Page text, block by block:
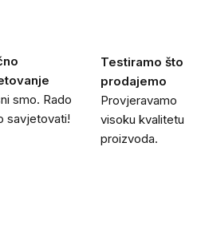
smo. Rado
savjetovati!
Testiramo što
prodajemo
Provjeravamo
visoku kvalitetu
proizvoda.